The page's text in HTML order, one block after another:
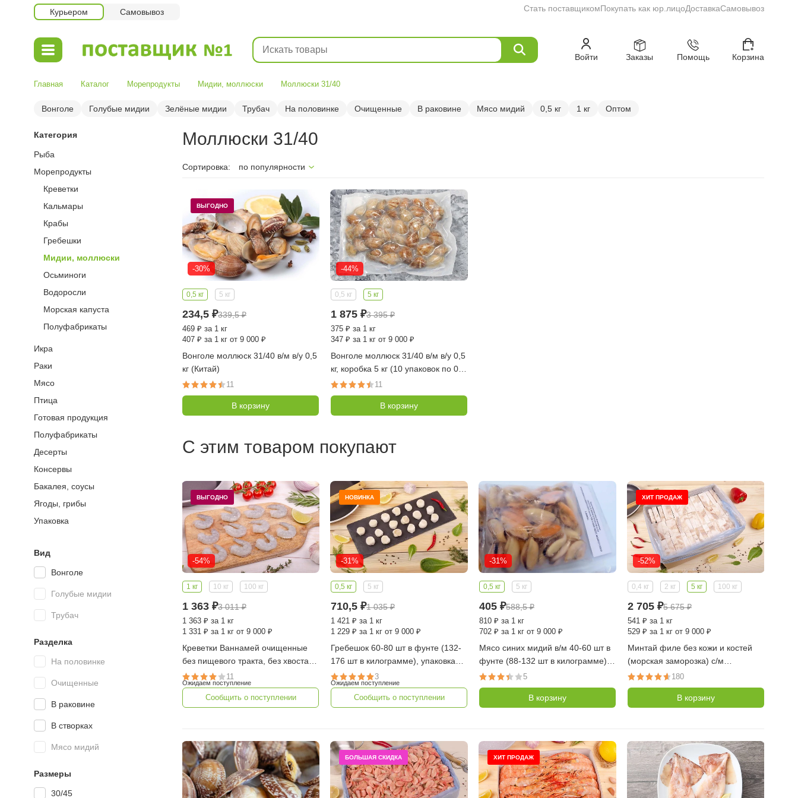
Курьером Самовывоз Стать поставщикомПокупать как юр.лицоДоставкаСамовывоз
Войти Заказы Помощь Корзина
Главная Каталог Морепродукты Мидии, моллюски Моллюски 31/40
Вонголе Голубые мидии Зелёные мидии Трубач На половинке Очищенные В раковине Мясо мидий 0,5 кг 1 кг Оптом
Категория
Рыба
Морепродукты
Креветки
Кальмары
Крабы
Гребешки
Мидии, моллюски
Осьминоги
Водоросли
Морская капуста
Полуфабрикаты
Икра
Раки
Мясо
Птица
Готовая продукция
Полуфабрикаты
Десерты
Консервы
Бакалея, соусы
Ягоды, грибы
Упаковка
Вид
Вонголе
Голубые мидии
Трубач
Разделка
На половинке
Очищенные
В раковине
В створках
Мясо мидий
Размеры
30/45
Моллюски 31/40
Сортировка: по популярности
ВЫГОДНО
-30%
0,5 кг 5 кг
234,5 ₽339,5₽
469 ₽ за 1 кг
407 ₽ за 1 кг от 9 000 ₽
Вонголе моллюск 31/40 в/м в/у 0,5
кг (Китай)
11
В корзину
-44%
0,5 кг 5 кг
1 875 ₽3 395₽
375 ₽ за 1 кг
347 ₽ за 1 кг от 9 000 ₽
Вонголе моллюск 31/40 в/м в/у 0,5
кг, коробка 5 кг (10 упаковок по 0,5
кг, Китай)
11
В корзину
С этим товаром покупают
ВЫГОДНО
-54%
1 кг 10 кг 100 кг
1 363 ₽3 011₽
1 363 ₽ за 1 кг
1 331 ₽ за 1 кг от 9 000 ₽
Креветки Ваннамей очищенные
без пищевого тракта, без хвоста с/
м 31/40 шт в фунте, 1 кг (Индия)
11
Ожидаем поступление
Сообщить о поступлении
НОВИНКА
-31%
0,5 кг 5 кг
710,5 ₽1 035₽
1 421 ₽ за 1 кг
1 229 ₽ за 1 кг от 9 000 ₽
Гребешок 60-80 шт в фунте (132-
176 шт в килограмме), упаковка
0,5 кг (Китай)
3
Ожидаем поступление
Сообщить о поступлении
-31%
0,5 кг 5 кг
405 ₽588,5₽
810 ₽ за 1 кг
702 ₽ за 1 кг от 9 000 ₽
Мясо синих мидий в/м 40-60 шт в
фунте (88-132 шт в килограмме),
упаковка 0,5 кг (Китай)
5
В корзину
ХИТ ПРОДАЖ
-52%
0,4 кг 2 кг 5 кг 100 кг
2 705 ₽5 675₽
541 ₽ за 1 кг
529 ₽ за 1 кг от 9 000 ₽
Минтай филе без кожи и костей
(морская заморозка) с/м
порционный по 100-120 гр,
коробка 5 кг
180
В корзину
БОЛЬШАЯ СКИДКА ХИТ ПРОДАЖ